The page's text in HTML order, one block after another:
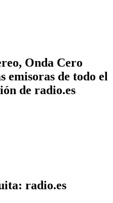
Onda Cero
emisoras de todo el
de radio.es
radio.es